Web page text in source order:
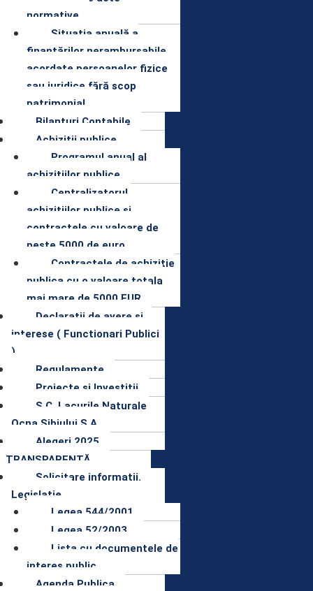
normative
Situaţia anuală a
finanţărilor nerambursabile
acordate persoanelor fizice
sau juridice fără scop
patrimonial
Bilanturi Contabile
Achizitii publice
Programul anual al
achizitiilor publice
Centralizatorul
achizitiilor publice si
contractele cu valoare de
peste 5000 de euro
Contractele de achizitie
publica cu o valoare totala
mai mare de 5000 EUR
Declaratii de avere si
interese ( Functionari Publici
)
Regulamente
Proiecte și Investitii
S.C. Lacurile Naturale
Ocna Sibiului.S.A.
Alegeri 2025
TRANSPARENȚĂ
Solicitare informatii.
Legislatie
Legea 544/2001
Legea 52/2003
Lista cu documentele de
interes public
Agenda Publica